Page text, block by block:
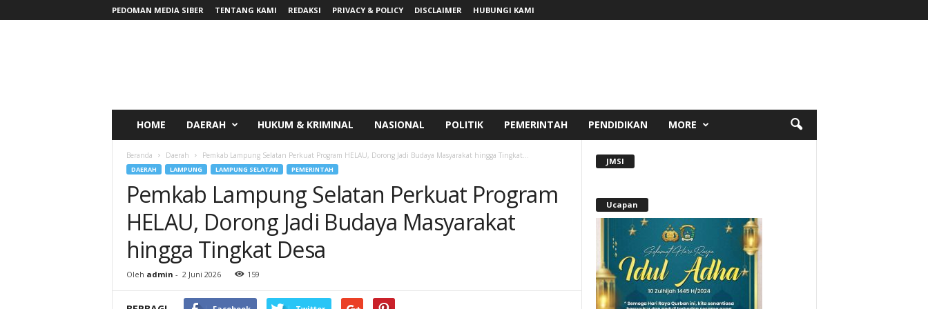
PEDOMAN MEDIA SIBER TENTANG KAMI REDAKSI PRIVACY & POLICY DISCLAIMER HUBUNGI KAMI
HOME DAERAH HUKUM & KRIMINAL NASIONAL POLITIK PEMERINTAH PENDIDIKAN MORE
Beranda Daerah Pemkab Lampung Selatan Perkuat Program HELAU, Dorong Jadi Budaya Masyarakat hingga Tingkat...
DAERAH LAMPUNG LAMPUNG SELATAN PEMERINTAH
Pemkab Lampung Selatan Perkuat Program
HELAU, Dorong Jadi Budaya Masyarakat
hingga Tingkat Desa
Oleh admin - 2 Juni 2026 159
JMSI
Ucapan